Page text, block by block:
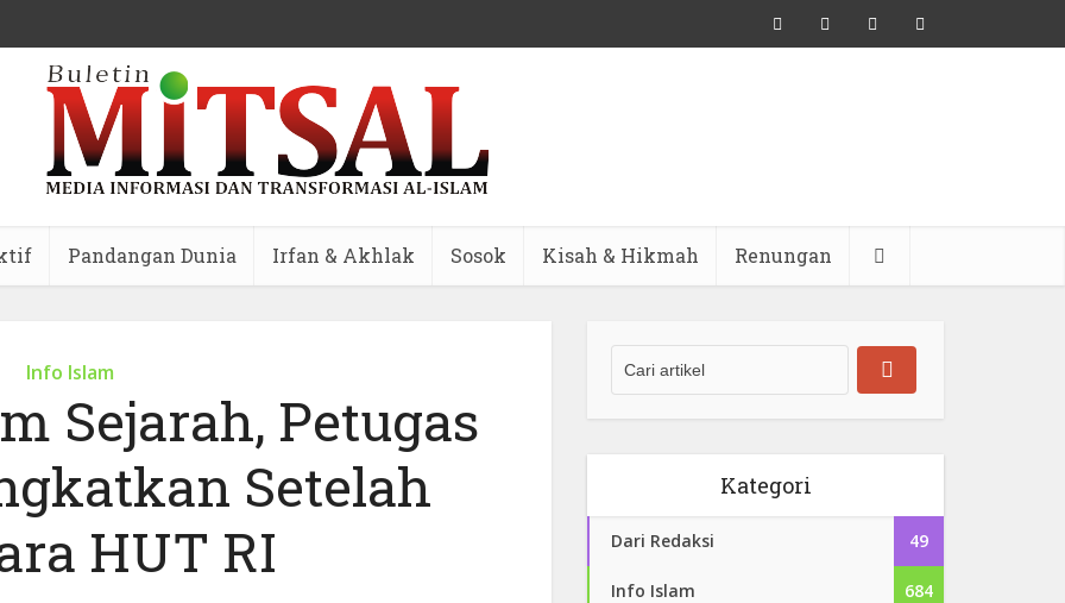
Pandangan Dunia Irfan & Akhlak Sosok Kisah & Hikmah Renungan
Info Islam
Sejarah, Petugas
Setelah
HUT RI
Kategori
Dari Redaksi 49
Info Islam 684